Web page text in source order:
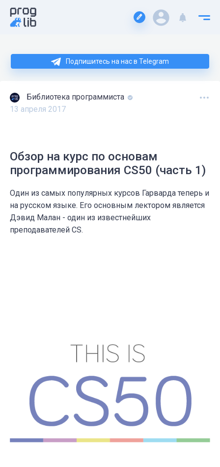
Подпишитесь на нас в Telegram
Библиотека программиста
13 апреля 2017
Обзор на курс по основам
программирования CS50 (часть 1)
Один из самых популярных курсов Гарварда теперь и
на русском языке. Его основным лектором является
Дэвид Малан - один из известнейших
преподавателей CS.